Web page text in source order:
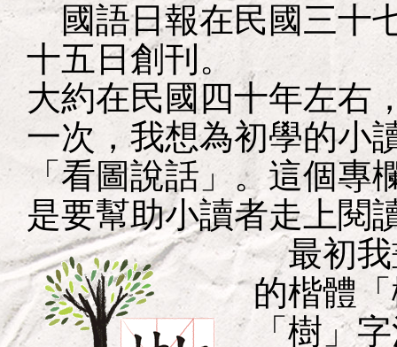
國語日報在民國三十
十五日創刊。
大約在民國四十年左右
一次，我想為初學的小
「看圖說話」。這個專
是要幫助小讀者走上閱
最初我
的楷體
「樹」